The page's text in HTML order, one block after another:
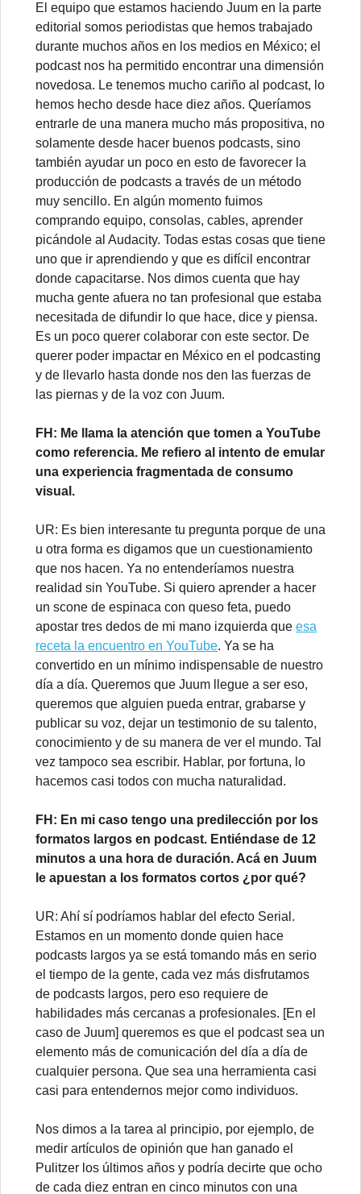
El equipo que estamos haciendo Juum en la parte
editorial somos periodistas que hemos trabajado
durante muchos años en los medios en México; el
podcast nos ha permitido encontrar una dimensión
novedosa. Le tenemos mucho cariño al podcast, lo
hemos hecho desde hace diez años. Queríamos
entrarle de una manera mucho más propositiva, no
solamente desde hacer buenos podcasts, sino
también ayudar un poco en esto de favorecer la
producción de podcasts a través de un método
muy sencillo. En algún momento fuimos
comprando equipo, consolas, cables, aprender
picándole al Audacity. Todas estas cosas que tiene
uno que ir aprendiendo y que es difícil encontrar
donde capacitarse. Nos dimos cuenta que hay
mucha gente afuera no tan profesional que estaba
necesitada de difundir lo que hace, dice y piensa.
Es un poco querer colaborar con este sector. De
querer poder impactar en México en el podcasting
y de llevarlo hasta donde nos den las fuerzas de
las piernas y de la voz con Juum.
FH: Me llama la atención que tomen a YouTube
como referencia. Me refiero al intento de emular
una experiencia fragmentada de consumo
visual.
UR: Es bien interesante tu pregunta porque de una
u otra forma es digamos que un cuestionamiento
que nos hacen. Ya no entenderíamos nuestra
realidad sin YouTube. Si quiero aprender a hacer
un scone de espinaca con queso feta, puedo
apostar tres dedos de mi mano izquierda que esa
receta la encuentro en YouTube. Ya se ha
convertido en un mínimo indispensable de nuestro
día a día. Queremos que Juum llegue a ser eso,
queremos que alguien pueda entrar, grabarse y
publicar su voz, dejar un testimonio de su talento,
conocimiento y de su manera de ver el mundo. Tal
vez tampoco sea escribir. Hablar, por fortuna, lo
hacemos casi todos con mucha naturalidad.
FH: En mi caso tengo una predilección por los
formatos largos en podcast. Entiéndase de 12
minutos a una hora de duración. Acá en Juum
le apuestan a los formatos cortos ¿por qué?
UR: Ahí sí podríamos hablar del efecto Serial.
Estamos en un momento donde quien hace
podcasts largos ya se está tomando más en serio
el tiempo de la gente, cada vez más disfrutamos
de podcasts largos, pero eso requiere de
habilidades más cercanas a profesionales. [En el
caso de Juum] queremos es que el podcast sea un
elemento más de comunicación del día a día de
cualquier persona. Que sea una herramienta casi
casi para entendernos mejor como individuos.
Nos dimos a la tarea al principio, por ejemplo, de
medir artículos de opinión que han ganado el
Pulitzer los últimos años y podría decirte que ocho
de cada diez entran en cinco minutos con una